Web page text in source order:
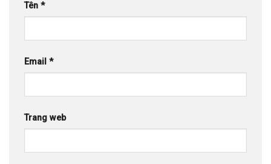
Tên *
Email *
Trang web